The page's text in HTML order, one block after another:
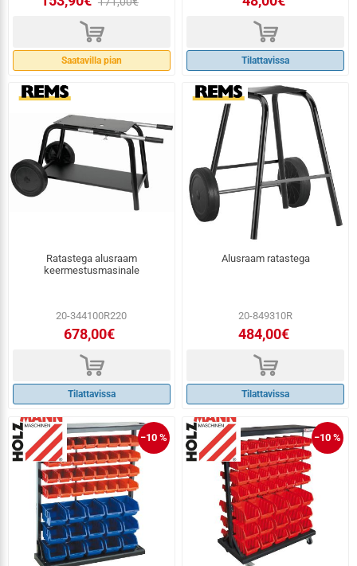
d
Saatavilla pian
d
Tilattavissa
Ratastega alusraam
keermestusmasinale
20-344100R220
678,00€
d
Tilattavissa
Alusraam ratastega
20-849310R
484,00€
d
Tilattavissa
−10 % −10 %